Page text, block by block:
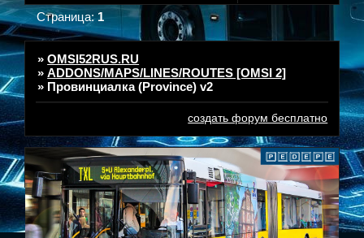
Страница:1
»OMSI52RUS.RU
»ADDONS/MAPS/LINES/ROUTES [OMSI 2]
» Провинциалка (Province) v2
создать форум бесплатно